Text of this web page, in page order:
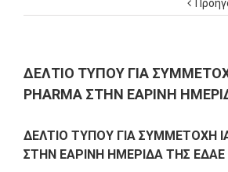
ΔΕΛΤΙΟ ΤΥΠΟΥ ΓΙΑ
PHARMA ΣΤΗΝ ΕΑΡΙΝΗ
ΔΕΛΤΙΟ ΤΥΠΟΥ ΓΙΑ ΣΥΜΜΕΤΟΧΗ
ΣΤΗΝ ΕΑΡΙΝΗ ΗΜΕΡΙΔΑ ΤΗΣ ΕΔΑΕ